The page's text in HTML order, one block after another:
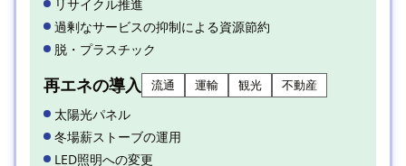
リサイクル推進
過剰なサービスの抑制による資源節約
脱・プラスチック
再エネの導入 流通 運輸 観光 不動産
太陽光パネル
冬場薪ストーブの運用
LED照明への変更